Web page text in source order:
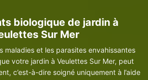
biologique de jardin à
Sur Mer
maladies et les parasites envahissantes
votre jardin à Veulettes Sur Mer, peut
c’est-à-dire soigné uniquement à l’aide